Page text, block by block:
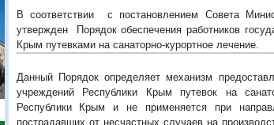
В соответствии с постановлением Совета
утвержден Порядок обеспечения работников
Крым путевками на санаторно-курортное лечение.
Данный Порядок определяет механизм
учреждений Республики Крым путевок на
Республики Крым и не применяется при
пострадавших от несчастных случаев на